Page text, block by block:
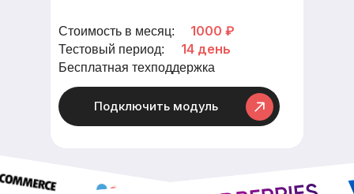
Подключить модуль
Стоимость в месяц:
Тестовый период:
Бесплатная техподдержка
14 день
1000 ₽